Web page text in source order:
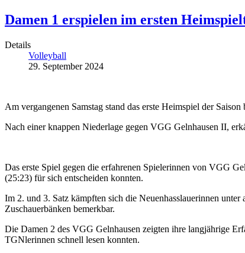
Damen 1 erspielen im ersten
Details
Volleyball
29. September 2024
Am vergangenen Samstag stand das erste Heimspiel der
Nach einer knappen Niederlage gegen VGG Gelnhausen II,
Das erste Spiel gegen die erfahrenen Spielerinnen von VGG
(25:23) für sich entscheiden konnten.
Im 2. und 3. Satz kämpften sich die Neuenhasslauerinnen
Zuschauerbänken bemerkbar.
Die Damen 2 des VGG Gelnhausen zeigten ihre langjährige
TGNlerinnen schnell lesen konnten.